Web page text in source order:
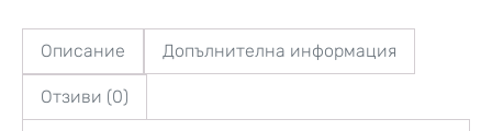
Описание Допълнителна информация
Отзиви (0)